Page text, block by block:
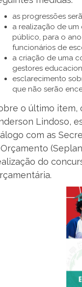
as progressões
a realização de
público, para o
funcionários de
a criação de uma
gestores
esclarecimento
que não serão
o último item,
Lindoso,
com as
do